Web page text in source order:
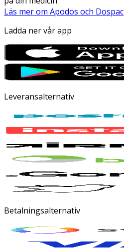
Läs mer om Apodos och Dospac
Ladda ner vår app
Leveransalternativ
Betalningsalternativ